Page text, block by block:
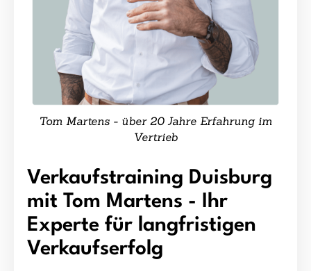
Verkaufstraining Duisburg
mit Tom Martens - Ihr
Experte für langfristigen
Verkaufserfolg
Tom Martens - über 20 Jahre Erfahrung im
Vertrieb